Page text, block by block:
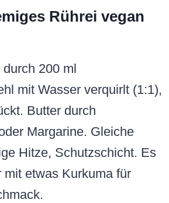
Rührei vegan
200 ml
mit Wasser verquirlt (1:1),
Butter durch
Margarine. Gleiche
Hitze, Schutzschicht. Es
mit etwas Kurkuma für